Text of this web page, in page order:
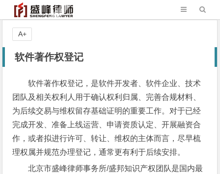
软件著作权登记
软件著作权登记，是软件开发者、软件企业、技术
团队及相关权利人用于确认权利归属、完善合规材料、
为后续交易与维权留存基础证明的重要工作。对于已经
完成开发、准备上线运营、申请资质认定、开展融资合
作，或者拟进行许可、转让、维权的主体而言，尽早梳
理权属并规范办理登记，通常更有利于后续安排。
北京市盛峰律师事务所/盛邦知识产权团队是国内最
A+